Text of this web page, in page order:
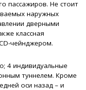
пассажиров. Не стоит
наружных
дверными
классная
чейнджером.
4 индивидуальные
туннелем. Кроме
оси назад – и